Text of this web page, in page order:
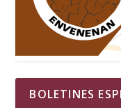
BOLETINES